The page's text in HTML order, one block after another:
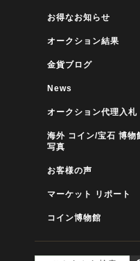
お得なお知らせ
オークション結果
金貨ブログ
News
オークション代理入札
海外 コイン/宝石 博物
写真
お客様の声
マーケット リポート
コイン博物館